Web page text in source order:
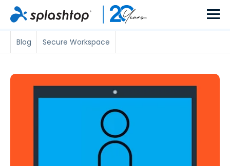
Blog Secure Workspace